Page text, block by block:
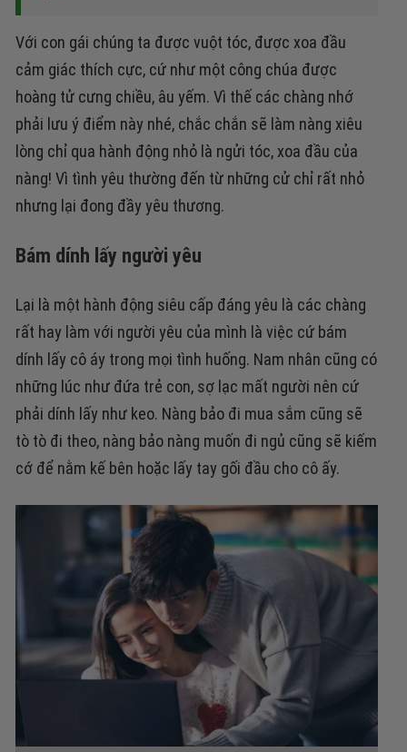
Với con gái chúng ta được vuột tóc, được xoa đầu
cảm giác thích cực, cứ như một công chúa được
hoàng tử cưng chiều, âu yếm. Vì thế các chàng nhớ
phải lưu ý điểm này nhé, chắc chắn sẽ làm nàng xiêu
lòng chỉ qua hành động nhỏ là ngửi tóc, xoa đầu của
nàng! Vì tình yêu thường đến từ những cử chỉ rất nhỏ
nhưng lại đong đầy yêu thương.
Bám dính lấy người yêu
Lại là một hành động siêu cấp đáng yêu là các chàng
rất hay làm với người yêu của mình là việc cứ bám
dính lấy cô áy trong mọi tình huống. Nam nhân cũng có
những lúc như đứa trẻ con, sợ lạc mất người nên cứ
phải dính lấy như keo. Nàng bảo đi mua sắm cũng sẽ
tò tò đi theo, nàng bảo nàng muốn đi ngủ cũng sẽ kiếm
cớ để nằm kế bên hoặc lấy tay gối đầu cho cô ấy.